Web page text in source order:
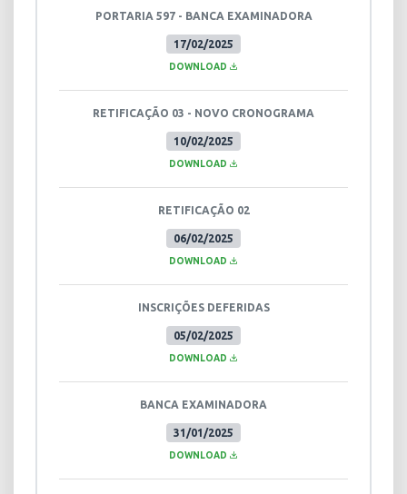
17/02/2025
PORTARIA 597 - BANCA EXAMINADORA
DOWNLOAD
10/02/2025
RETIFICAÇÃO 03 - NOVO CRONOGRAMA
DOWNLOAD
06/02/2025
RETIFICAÇÃO 02
DOWNLOAD
05/02/2025
INSCRIÇÕES DEFERIDAS
DOWNLOAD
31/01/2025
BANCA EXAMINADORA
DOWNLOAD